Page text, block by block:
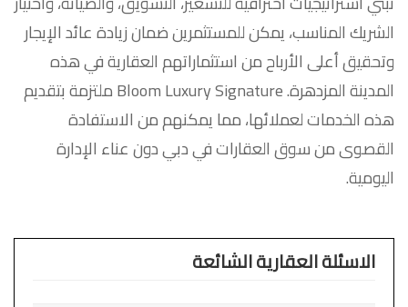
الشريك المناسب، يمكن للمستثمرين ضمان زيادة عائد الإيجار
وتحقيق أعلى الأرباح من استثماراتهم العقارية في هذه
المدينة المزدهرة. Bloom Luxury Signature ملتزمة بتقديم
هذه الخدمات لعملائها، مما يمكنهم من الاستفادة
القصوى من سوق العقارات في دبي دون عناء الإدارة
اليومية.
الاسئلة العقارية الشائعة